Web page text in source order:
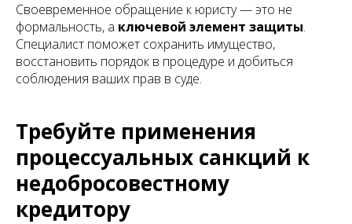
Своевременное обращение к юристу — это не
формальность, а ключевой элемент защиты.
Специалист поможет сохранить имущество,
восстановить порядок в процедуре и добиться
соблюдения ваших прав в суде.
Требуйте применения
процессуальных санкций к
недобросовестному
кредитору